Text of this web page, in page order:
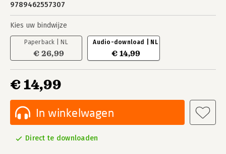
9789462557307
Kies uw bindwijze
Paperback | NL
€ 26,99
Audio-download | NL
€ 14,99
€ 14,99
In winkelwagen
Direct te downloaden